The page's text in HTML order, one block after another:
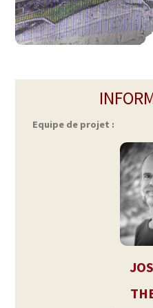
Equipe de projet :